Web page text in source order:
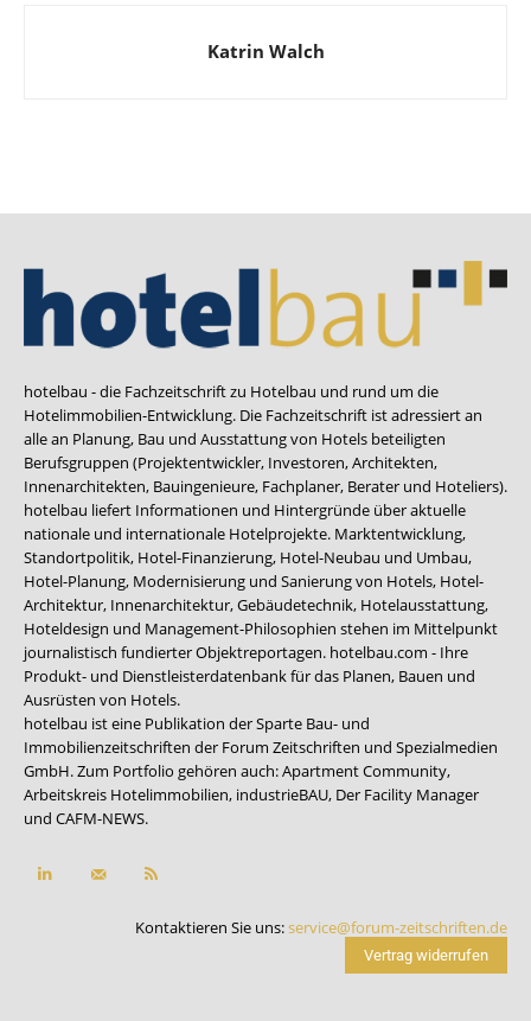
Katrin Walch
hotelbau - die Fachzeitschrift zu Hotelbau und rund um die
Hotelimmobilien-Entwicklung. Die Fachzeitschrift ist adressiert an
alle an Planung, Bau und Ausstattung von Hotels beteiligten
Berufsgruppen (Projektentwickler, Investoren, Architekten,
Innenarchitekten, Bauingenieure, Fachplaner, Berater und Hoteliers).
hotelbau liefert Informationen und Hintergründe über aktuelle
nationale und internationale Hotelprojekte. Marktentwicklung,
Standortpolitik, Hotel-Finanzierung, Hotel-Neubau und Umbau,
Hotel-Planung, Modernisierung und Sanierung von Hotels, Hotel-
Architektur, Innenarchitektur, Gebäudetechnik, Hotelausstattung,
Hoteldesign und Management-Philosophien stehen im Mittelpunkt
journalistisch fundierter Objektreportagen. hotelbau.com - Ihre
Produkt- und Dienstleisterdatenbank für das Planen, Bauen und
Ausrüsten von Hotels.
hotelbau ist eine Publikation der Sparte Bau- und
Immobilienzeitschriften der Forum Zeitschriften und Spezialmedien
GmbH. Zum Portfolio gehören auch:Apartment Community,
Arbeitskreis Hotelimmobilien, industrieBAU, Der Facility Manager
und CAFM-NEWS.
Kontaktieren Sie uns:service@forum-zeitschriften.de
Vertrag widerrufen